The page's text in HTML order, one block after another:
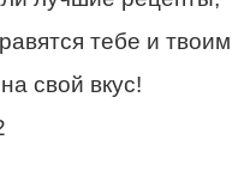
тебе и твоим
свой вкус!